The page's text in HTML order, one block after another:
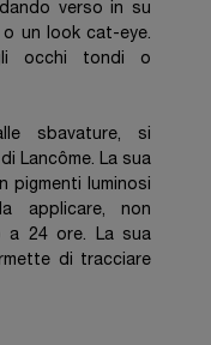
verso in su
o un look cat-eye.
occhi tondi o
sbavature, si
di Lancôme. La sua
pigmenti luminosi
applicare, non
a 24 ore. La sua
di tracciare